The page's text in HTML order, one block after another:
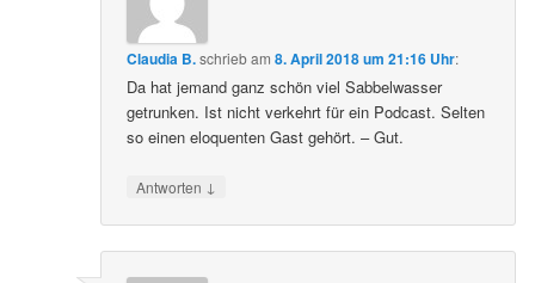
Claudia B.schriebam8. April 2018 um 21:16 Uhr:
Da hat jemand ganz schön viel Sabbelwasser
getrunken. Ist nicht verkehrt für ein Podcast. Selten
so einen eloquenten Gast gehört. – Gut.
Antworten ↓